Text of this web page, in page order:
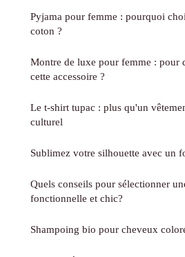
Pyjama pour femme : pourquoi
coton ?
Montre de luxe pour femme : pour
cette accessoire ?
Le t-shirt tupac : plus qu'un
culturel
Sublimez votre silhouette avec un
Quels conseils pour sélectionner
fonctionnelle et chic?
Shampoing bio pour cheveux